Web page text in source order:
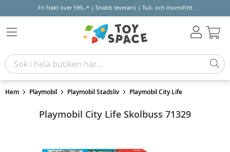
Fri frakt över 599,-* | Snabb leverans | Tull- och momsfritt
Hem Playmobil Playmobil Stadsliv Playmobil City Life
Playmobil City Life Skolbuss 71329